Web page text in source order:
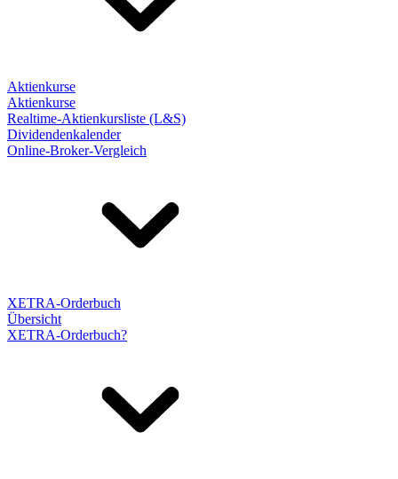
Aktienkurse
Aktienkurse
Realtime-Aktienkursliste (L&S)
Dividendenkalender
Online-Broker-Vergleich
XETRA-Orderbuch
Übersicht
XETRA-Orderbuch?